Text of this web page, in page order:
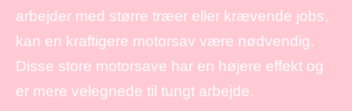
arbejder med større træer eller krævende jobs,
kan en kraftigere motorsav være nødvendig.
Disse store motorsave har en højere effekt og
er mere velegnede til tungt arbejde.